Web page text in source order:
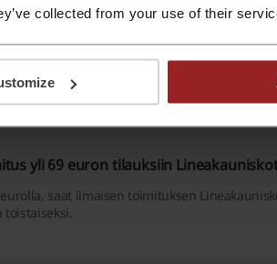
collected from your use of their
lastenhuoneen tuotteisiin ja
€. Valikoimasta löytyy mm. valaisimia,
yli 69 euron tilauksiin
saat ilmaisen toimituksen
toistaiseksi.